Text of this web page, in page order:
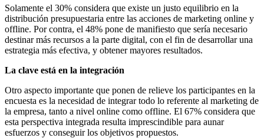
Solamente el 30% considera que existe un justo equilibrio en la
distribución presupuestaria entre las acciones de marketing online y
offline. Por contra, el 48% pone de manifiesto que sería necesario
destinar más recursos a la parte digital, con el fin de desarrollar una
estrategia más efectiva, y obtener mayores resultados.
La clave está en la integración
Otro aspecto importante que ponen de relieve los participantes en la
encuesta es la necesidad de integrar todo lo referente al marketing de
la empresa, tanto a nivel online como offline. El 67% considera que
esta perspectiva integrada resulta imprescindible para aunar
esfuerzos y conseguir los objetivos propuestos.